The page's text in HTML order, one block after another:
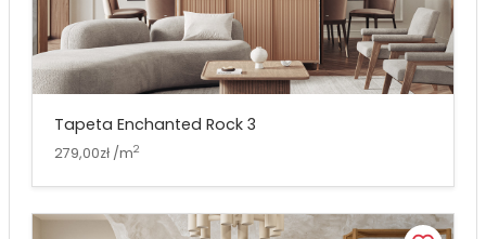
Tapeta Enchanted Rock 3
279,00zł /m2